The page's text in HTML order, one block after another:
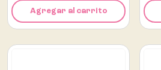
Agregar al carrito